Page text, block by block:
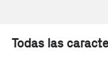
Todas las